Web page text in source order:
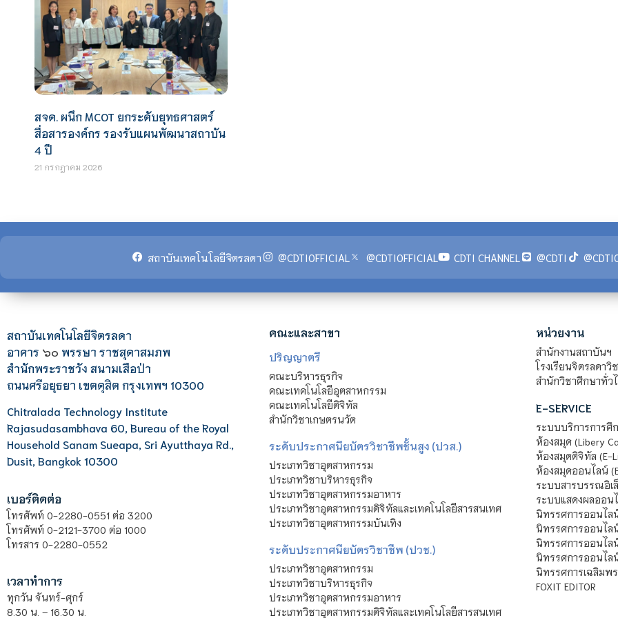
สจด. ผนึก MCOT ยกระดับยุทธศาสตร์
สื่อสารองค์กร รองรับแผนพัฒนาสถาบัน
4 ปี
21 กรกฎาคม 2026
สถาบันเทคโนโลยีจิตรลดา @CDTIOFFICIAL @CDTIOFFICIAL CDTI CHANNEL @CDTI
สถาบันเทคโนโลยีจิตรลดา
อาคาร ๖๐ พรรษา ราชสุดาสมภพ
สำนักพระราชวัง สนามเสือป่า
ถนนศรีอยุธยา เขตดุสิต กรุงเทพฯ 10300
Chitralada Technology Institute
Rajasudasambhava 60, Bureau of the Royal
Household Sanam Sueapa, Sri Ayutthaya Rd.,
Dusit, Bangkok 10300
เบอร์ติดต่อ
โทรศัพท์ 0-2280-0551 ต่อ 3200
โทรศัพท์ 0-2121-3700 ต่อ 1000
โทรสาร 0-2280-0552
เวลาทำการ
ทุกวัน จันทร์-ศุกร์
8.30 น. – 16.30 น.
คณะและสาขา
ปริญญาตรี
คณะบริหารธุรกิจ
คณะเทคโนโลยีอุตสาหกรรม
คณะเทคโนโลยีดิจิทัล
สำนักวิชาเกษตรนวัต
ระดับประกาศนียบัตรวิชาชีพชั้นสูง (ปวส.)
ประเภทวิชาอุตสาหกรรม
ประเภทวิชาบริหารธุรกิจ
ประเภทวิชาอุตสาหกรรมอาหาร
ประเภทวิชาอุตสาหกรรมดิจิทัลและเทคโนโลยีสารสนเทศ
ประเภทวิชาอุตสาหกรรมบันเทิง
ระดับประกาศนียบัตรวิชาชีพ (ปวช.)
ประเภทวิชาอุตสาหกรรม
ประเภทวิชาบริหารธุรกิจ
ประเภทวิชาอุตสาหกรรมอาหาร
ประเภทวิชาอุตสาหกรรมดิจิทัลและเทคโนโลยีสารสนเทศ
หน่วยงาน
สำนักงานสถาบันฯ
โรงเรียนจิตรลดาวิ
สำนักวิชาศึกษาทั่ว
E-SERVICE
ระบบบริการการศึก
ห้องสมุด (Libery
ห้องสมุดดิจิทัล (E-
ห้องสมุดออนไลน์
ระบบสารบรรณอิเ
ระบบแสดงผลออน
นิทรรศการออนไล
นิทรรศการออนไล
นิทรรศการออนไล
นิทรรศการออนไล
นิทรรศการเฉลิมพ
FOXIT EDITOR